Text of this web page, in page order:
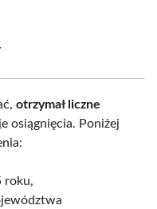
otrzymał liczne
osiągnięcia. Poniżej
roku,